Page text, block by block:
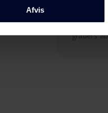
Afvis
Skabet
væggen i
graders